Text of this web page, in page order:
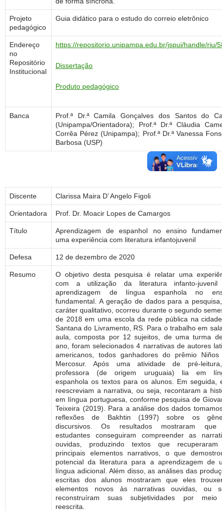
Projeto
pedagógico
Guia didático para o estudo do correio eletrônico
Endereço
no
Repositório
Institucional
https://repositorio.unipampa.edu.br/jspui/handle/riu/
Dissertação
Produto pedagógico
Banca
Prof.ª Dr.ª Camila Gonçalves dos Santos do
(Unipampa/Orientadora); Prof.ª Dr.ª Cláudia
Corrêa Pérez (Unipampa); Prof.ª Dr.ª Vanessa
Barbosa (USP)
Discente Clarissa Maira D’ Angelo Figoli
Orientadora Prof. Dr. Moacir Lopes de Camargos
Título
Aprendizagem de espanhol no ensino
uma experiência com literatura infantojuvenil
Defesa 12 de dezembro de 2020
Resumo
O objetivo desta pesquisa é relatar uma
com a utilização da literatura infanto-
aprendizagem de língua espanhola no
fundamental. A geração de dados para a
caráter qualitativo, ocorreu durante o segundo
de 2018 em uma escola da rede pública na
Santana do Livramento, RS. Para o trabalho em
aula, composta por 12 sujeitos, de uma turma
ano, foram selecionados 4 narrativas de autores
americanos, todos ganhadores do prêmio Niños
Mercosur. Após uma atividade de pré-
professora (de origem uruguaia) lia em
espanhola os textos para os alunos. Em seguida,
reescreviam a narrativa, ou seja, recontaram a
em língua portuguesa, conforme pesquisa de
Teixeira (2019). Para a análise dos dados
reflexões de Bakhtin (1997) sobre os
discursivos. Os resultados mostraram
estudantes conseguiram compreender as
ouvidas, produzindo textos que
principais elementos narrativos, o que
potencial da literatura para a aprendizagem de
língua adicional. Além disso, as análises das
escritas dos alunos mostraram que eles
elementos novos às narrativas ouvidas, ou
reconstruíram suas subjetividades por
reescrita.